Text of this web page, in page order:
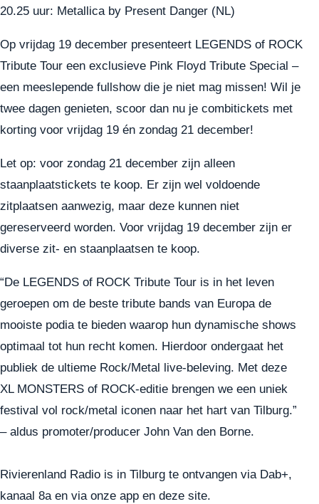
20.25 uur: Metallica by Present Danger (NL)
Op vrijdag 19 december presenteert LEGENDS of ROCK
Tribute Tour een exclusieve Pink Floyd Tribute Special –
een meeslepende fullshow die je niet mag missen! Wil je
twee dagen genieten, scoor dan nu je combitickets met
korting voor vrijdag 19 én zondag 21 december!
Let op: voor zondag 21 december zijn alleen
staanplaatstickets te koop. Er zijn wel voldoende
zitplaatsen aanwezig, maar deze kunnen niet
gereserveerd worden. Voor vrijdag 19 december zijn er
diverse zit- en staanplaatsen te koop.
“De LEGENDS of ROCK Tribute Tour is in het leven
geroepen om de beste tribute bands van Europa de
mooiste podia te bieden waarop hun dynamische shows
optimaal tot hun recht komen. Hierdoor ondergaat het
publiek de ultieme Rock/Metal live-beleving. Met deze
XL MONSTERS of ROCK-editie brengen we een uniek
festival vol rock/metal iconen naar het hart van Tilburg.”
– aldus promoter/producer John Van den Borne.
Rivierenland Radio is in Tilburg te ontvangen via Dab+,
kanaal 8a en via onze app en deze site.